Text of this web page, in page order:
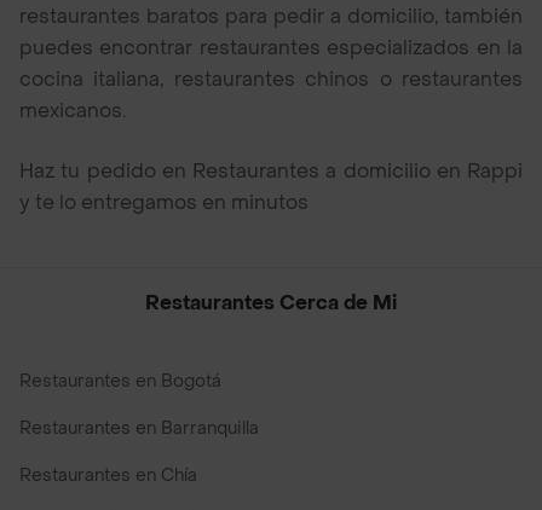
restaurantes baratos para pedir a domicilio, también
puedes encontrar restaurantes especializados en la
cocina italiana, restaurantes chinos o restaurantes
mexicanos.
Haz tu pedido en Restaurantes a domicilio en Rappi
y te lo entregamos en minutos
Restaurantes Cerca de Mi
Restaurantes en Bogotá
Restaurantes en Barranquilla
Restaurantes en Chía